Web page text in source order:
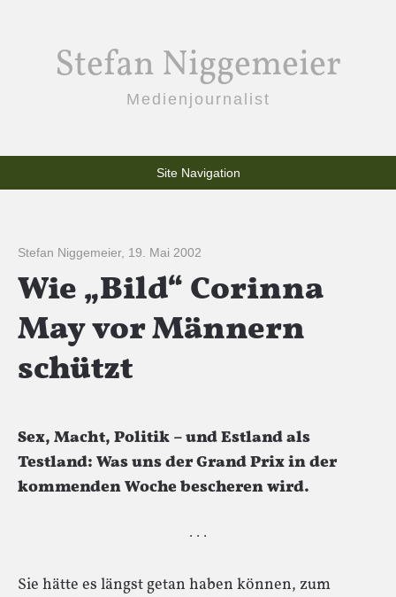
Stefan Niggemeier
Medienjournalist
Site Navigation
Stefan Niggemeier, 19. Mai 2002
Wie „Bild“ Corinna
May vor Männern
schützt
Sex, Macht, Politik – und Estland als
Testland: Was uns der Grand Prix in der
kommenden Woche bescheren wird.
· · ·
Sie hätte es längst getan haben können, zum